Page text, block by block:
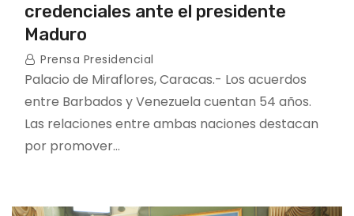
credenciales ante el presidente
Maduro
Prensa Presidencial
Palacio de Miraflores, Caracas.- Los acuerdos
entre Barbados y Venezuela cuentan 54 años.
Las relaciones entre ambas naciones destacan
por promover…